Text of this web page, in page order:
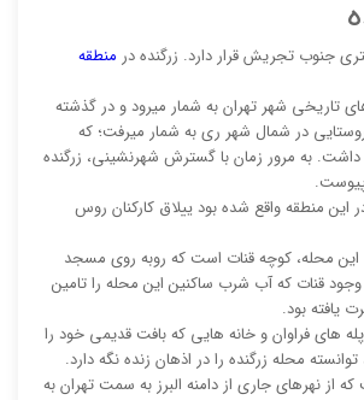
جنوب تجریش قرار دارد. زرگنده در منطقه
تاریخی شهر تهران به شمار میرود و در گذشته
روستایی در شمال شهر ری به شمار میرفت؛ که
داشت. به مرور زمان با گسترش شهرنشینی، زرگنده
این منطقه واقع شده بود ییلاق کارکنان روس
محله، کوچه قنات است که روبه روی مسجد
قنات که آب شرب ساکنین این محله را تامین
یافته بود.
های فراوان و خانه هایی که بافت قدیمی خود را
محله زرگنده را در اذهان زنده نگه دارد.
از نهرهای جاری از دامنه البرز به سمت تهران به